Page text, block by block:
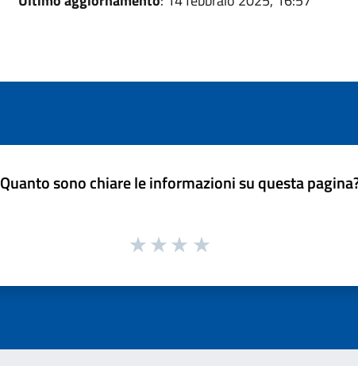
Quanto sono chiare le informazioni su questa